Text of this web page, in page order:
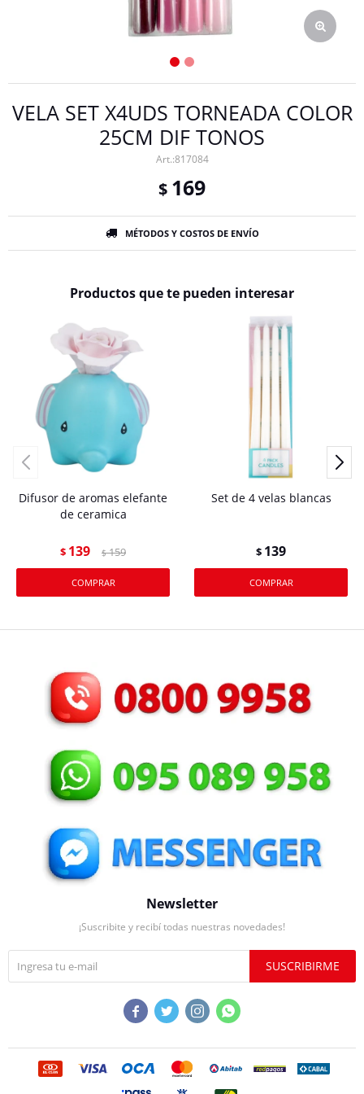
VELA SET X4UDS TORNEADA COLOR
25CM DIF TONOS
817084
$ 169
MÉTODOS Y COSTOS DE ENVÍO
Productos que te pueden interesar
Difusor de aromas elefante
de ceramica
$ 139 $ 159
Set de 4 velas blancas
$ 139
Newsletter
¡Suscribite y recibí todas nuestras novedades!
SUSCRIBIRME
   